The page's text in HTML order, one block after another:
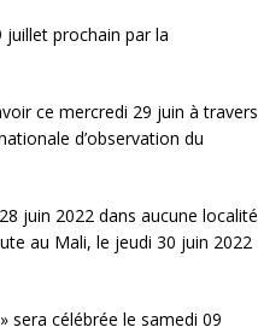
juillet prochain par la
ce mercredi 29 juin à travers
d’observation du
juin 2022 dans aucune localité
au Mali, le jeudi 30 juin 2022
sera célébrée le samedi 09